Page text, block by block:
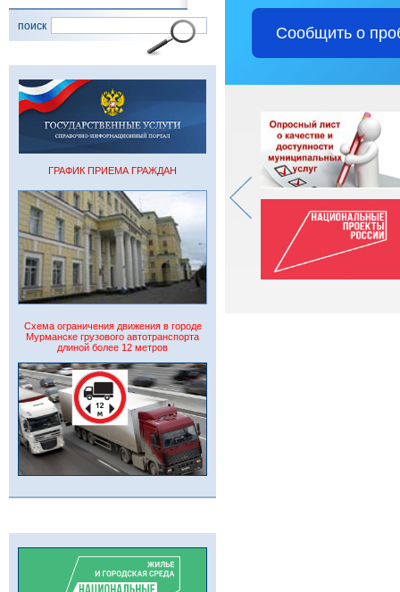
поиск
ГРАФИК ПРИЕМА ГРАЖДАН
Схема ограничения движения в городе
Мурманске грузового автотранспорта
длиной более 12 метров
Сообщить о